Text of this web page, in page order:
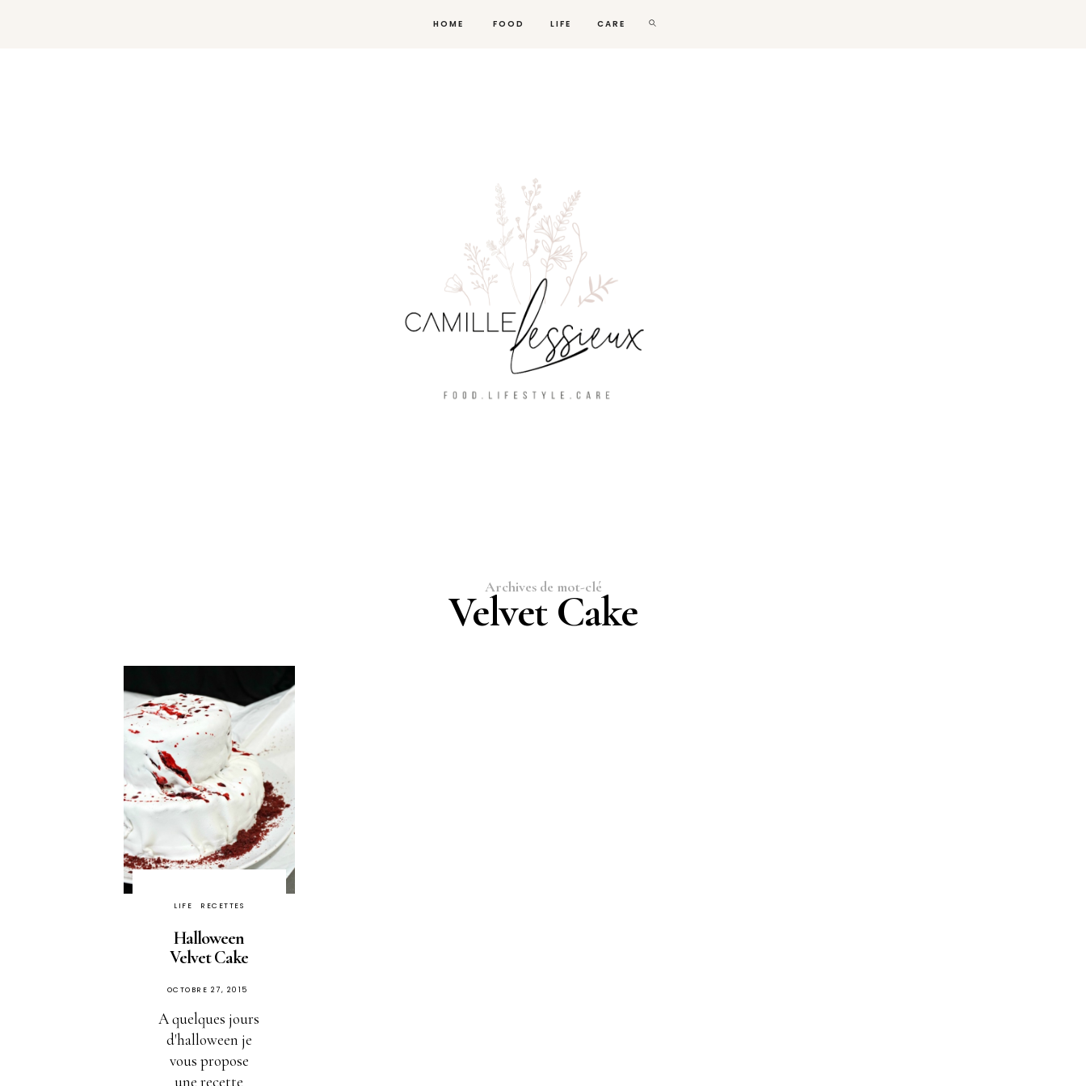
HOME FOOD LIFE CARE
Archives de mot-clé
Velvet Cake
LIFE RECETTES
Halloween
Velvet Cake
PUBLIÉ
OCTOBRE 27, 2015
A quelques jours
d'halloween je
vous propose
une recette